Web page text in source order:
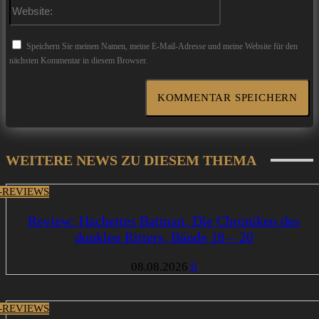
Speichern Sie meinen Namen, meine E-Mail-Adresse und meine Website für den
nächsten Kommentar in diesem Browser.
WEITERE NEWS ZU DIESEM THEMA
Review: Hachettes Batman: Die Chroniken des
dunklen Ritters, Bände 18 – 20
08.08.2026 0